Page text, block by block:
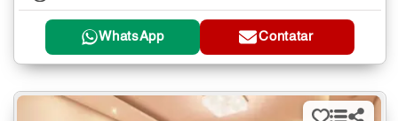
WhatsApp Contatar